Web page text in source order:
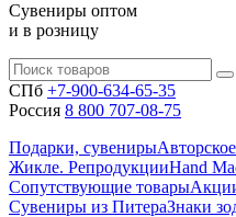
Сувениры оптом
и в розницу
СПб +7-900-634-65-35
Россия 8 800 707-08-75
Подарки, сувениры
Жикле. РепродукцииHand
Сопутствующие товары
Сувениры из ПитераЗнаки